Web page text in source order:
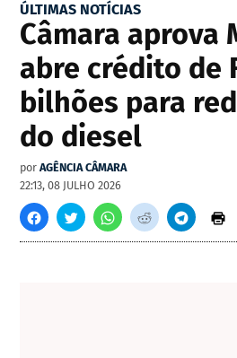
ÚLTIMAS NOTÍCIAS
Câmara aprova
abre crédito de
bilhões para
do diesel
por AGÊNCIA CÂMARA
22:13, 08 JULHO 2026